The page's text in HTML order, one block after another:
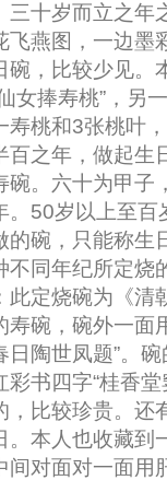
三十岁而立之年
飞燕图，一边墨
碗，比较少见。
女捧寿桃”，另
寿桃和3张桃叶
百之年，做起生
碗。六十为甲子
。50岁以上至百
的碗，只能称生
不同年纪所定烧
此定烧碗为《清
寿碗，碗外一面
日陶世凤题”。
彩书四字“桂香
，比较珍贵。还
。本人也收藏到
间对面对一面用